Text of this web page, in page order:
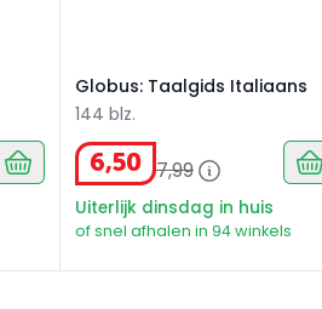
Globus: Taalgids Italiaans
144 blz.
6,50 7,99
Uiterlijk dinsdag in huis
of snel afhalen in 94 winkels